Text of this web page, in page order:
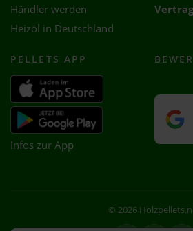
Händler werden
Heizöl in Deutschland
PELLETS APP
Infos zur App
© 2026